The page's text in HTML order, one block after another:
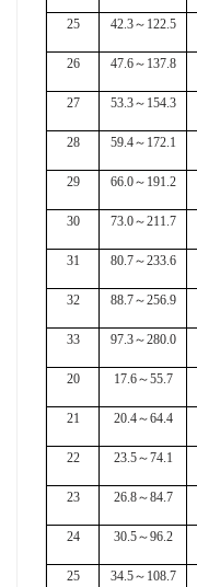
25 42.3～ 122.5
26 47.6～ 137.8
27 53.3～ 154.3
28 59.4～ 172.1
29 66.0～ 191.2
30 73.0～211.7
31 80.7～233.6
32 88.7～256.9
33 97.3～280.0
20 17.6～55.7
21 20.4～64.4
22 23.5～74.1
23 26.8～84.7
24 30.5～96.2
25 34.5～ 108.7